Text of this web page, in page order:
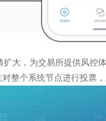
扩大，为交易所提供风控
整个系统节点进行投票，